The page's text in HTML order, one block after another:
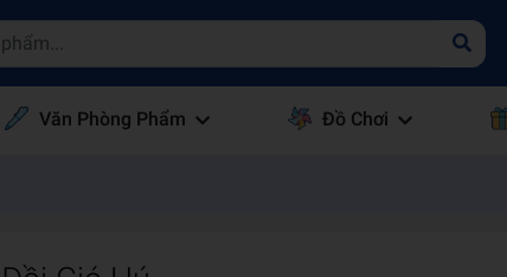
Văn Phòng Phẩm Đồ Chơi